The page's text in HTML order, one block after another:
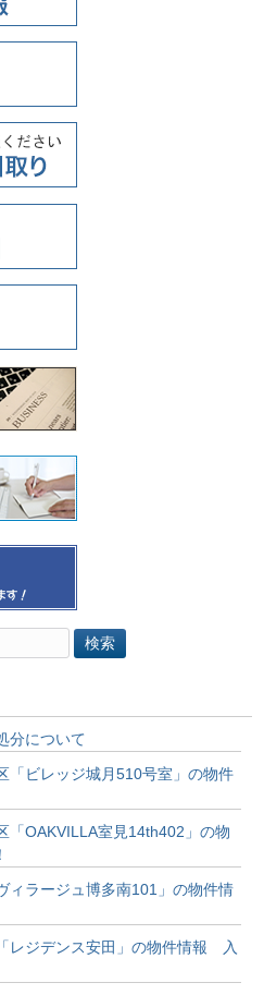
分について
ビレッジ城月510号室」の物件
OAKVILLA室見14th402」の物
ラージュ博多南101」の物件情
レジデンス安田」の物件情報 入